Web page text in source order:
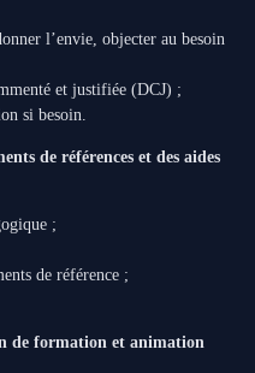
l’envie, objecter au besoin
et justifiée (DCJ) ;
si besoin.
de références et des aides
;
de référence ;
de formation et animation